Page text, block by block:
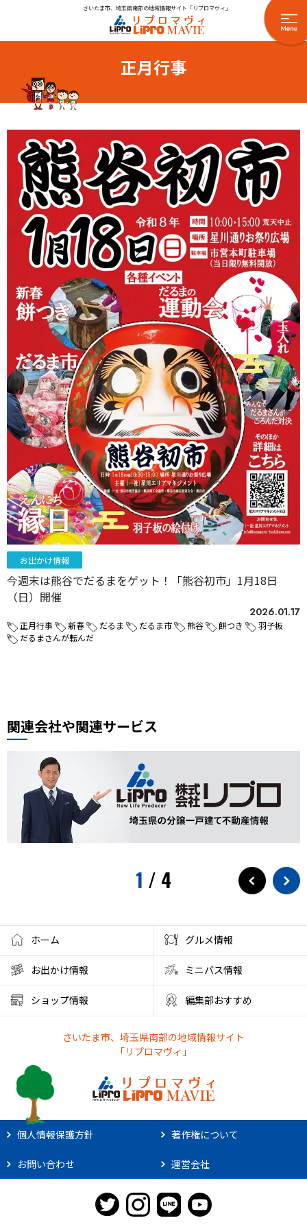
さいたま市、埼玉県南部の地域情報サイト「リプロマヴィ」
正月行事
お出かけ情報
今週末は熊谷でだるまをゲット！「熊谷初市」1月18日
（日）開催
2026.01.17
正月行事 新春 だるま だるま市 熊谷 餅つき
羽子板
だるまさんが転んだ
関連会社や関連サービス
1 / 4
ホーム グルメ情報
お出かけ情報 ミニバス情報
ショップ情報 編集部おすすめ
さいたま市、埼玉県南部の地域情報サイト
「リプロマヴィ」
個人情報保護方針 著作権について
お問い合わせ 運営会社